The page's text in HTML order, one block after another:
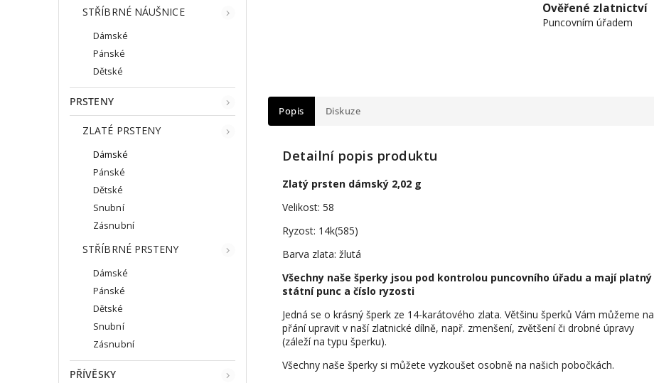
STŘÍBRNÉ NÁUŠNICE
Dámské
Pánské
Dětské
PRSTENY
ZLATÉ PRSTENY
Dámské
Pánské
Dětské
Snubní
Zásnubní
STŘÍBRNÉ PRSTENY
Dámské
Pánské
Dětské
Snubní
Zásnubní
PŘÍVĚSKY
Ověřené zlatnictví
Puncovním úřadem
Popis Diskuze
Detailní popis produktu
Zlatý prsten dámský 2,02 g
Velikost: 58
Ryzost: 14k(585)
Barva zlata: žlutá
Všechny naše šperky jsou pod kontrolou puncovního úřadu a mají platný
státní punc a číslo ryzosti
Jedná se o krásný šperk ze 14-karátového zlata. Většinu šperků Vám můžeme na
přání upravit v naší zlatnické dílně, např. zmenšení, zvětšení či drobné úpravy
(záleží na typu šperku).
Všechny naše šperky si můžete vyzkoušet osobně na našich pobočkách.